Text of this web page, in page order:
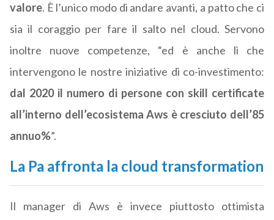
valore. È l’unico modo di andare avanti, a patto che ci
sia il coraggio per fare il salto nel cloud. Servono
inoltre nuove competenze, “ed è anche lì che
intervengono le nostre iniziative di co-investimento:
dal 2020 il numero di persone con skill certificate
all’interno dell’ecosistema Aws è cresciuto dell’85
annuo%”.
La Pa affronta la cloud transformation
Il manager di Aws è invece piuttosto ottimista